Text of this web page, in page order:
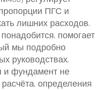
ПГС и
лишних расходов.
помогает
мы подробно
руководствах.
и фундамент не
расчёта, определения